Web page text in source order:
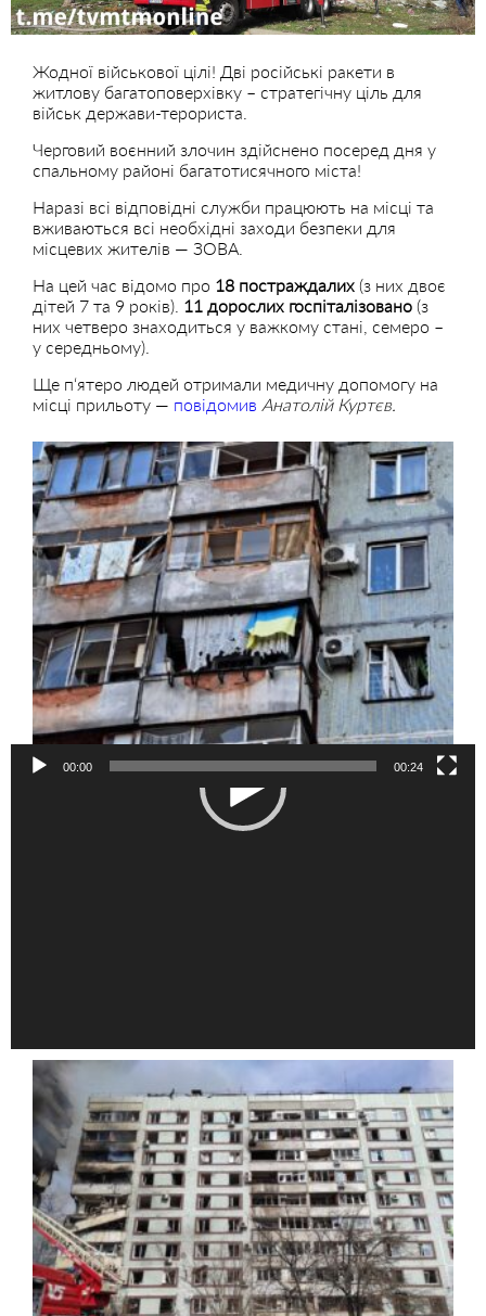
Жодної військової цілі! Дві російські ракети в
житлову багатоповерхівку – стратегічну ціль для
військ держави-терориста.
Черговий воєнний злочин здійснено посеред дня у
спальному районі багатотисячного міста!
Наразі всі відповідні служби працюють на місці та
вживаються всі необхідні заходи безпеки для
місцевих жителів — ЗОВА.
На цей час відомо про 18 постраждалих (з них двоє
дітей 7 та 9 років). 11 дорослих госпіталізовано (з
них четверо знаходиться у важкому стані, семеро –
у середньому).
Ще п‘ятеро людей отримали медичну допомогу на
місці прильоту — повідомив Анатолій Куртєв.
00:00 00:24